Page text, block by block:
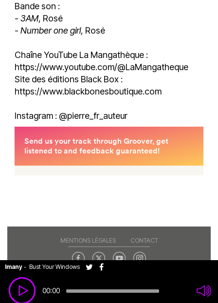
Bande son :
- 3AM, Rosé
- Number one girl, Rosé
Chaîne YouTube La Mangathèque :
https://www.youtube.com/@LaMangatheque
Site des éditions Black Box :
https://www.blackbonesboutique.com
Instagram : @pierre_fr_auteur
00:00
Imany - Bust Your Windows
MENTIONS LÉGALES CONTACT